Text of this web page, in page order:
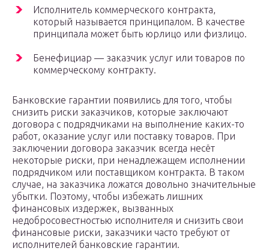
Исполнитель коммерческого контракта,
который называется принципалом. В качестве
принципала может быть юрлицо или физлицо.
Бенефициар — заказчик услуг или товаров по
коммерческому контракту.
Банковские гарантии появились для того, чтобы
снизить риски заказчиков, которые заключают
договора с подрядчиками на выполнение каких-то
работ, оказание услуг или поставку товаров. При
заключении договора заказчик всегда несёт
некоторые риски, при ненадлежащем исполнении
подрядчиком или поставщиком контракта. В таком
случае, на заказчика ложатся довольно значительные
убытки. Поэтому, чтобы избежать лишних
финансовых издержек, вызванных
недобросовестностью исполнителя и снизить свои
финансовые риски, заказчики часто требуют от
исполнителей банковские гарантии.